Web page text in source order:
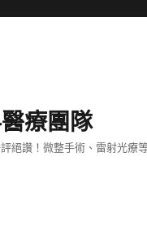
療團隊
絕讚！微整手術、雷射光療